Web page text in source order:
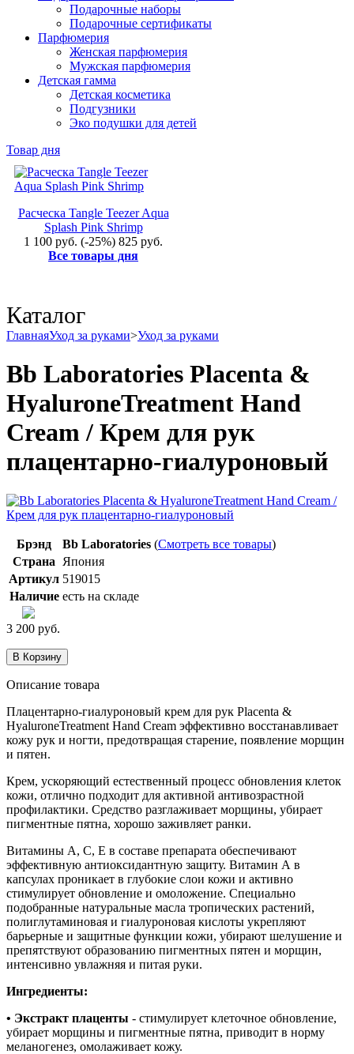
Подарочные наборы
Подарочные сертификаты
Парфюмерия
Женская парфюмерия
Мужская парфюмерия
Детская гамма
Детская косметика
Подгузники
Эко подушки для детей
Товар дня
Расческа Tangle Teezer Aqua
Splash Pink Shrimp
1 100 руб. (-25%) 825 руб.
Все товары дня
Каталог
ГлавнаяУход за руками>Уход за руками
Bb Laboratories Placenta &
HyaluronеTreatment Hand
Сream / Крем для рук
плацентарно-гиалуроновый
Брэнд Bb Laboratories (Смотреть все товары)
Страна
Япония
Артикул 519015
Наличие есть на складе
3 200 руб.
Описание товара
Плацентарно-гиалуроновый крем для рук Placenta &
HyaluronеTreatment Hand Сream эффективно восстанавливает
кожу рук и ногти, предотвращая старение, появление морщин
и пятен.
Крем, ускоряющий естественный процесс обновления клеток
кожи, отлично подходит для активной антивозрастной
профилактики. Средство разглаживает морщины, убирает
пигментные пятна, хорошо заживляет ранки.
Витамины A, C, E в составе препарата обеспечивают
эффективную антиоксидантную защиту. Витамин А в
капсулах проникает в глубокие слои кожи и активно
стимулирует обновление и омоложение. Специально
подобранные натуральные масла тропических растений,
полиглутаминовая и гиалуроновая кислоты укрепляют
барьерные и защитные функции кожи, убирают шелушение и
препятствуют образованию пигментных пятен и морщин,
интенсивно увлажняя и питая руки.
Ингредиенты:
• Экстракт плаценты - стимулирует клеточное обновление,
убирает морщины и пигментные пятна, приводит в норму
меланогенез, омолаживает кожу.